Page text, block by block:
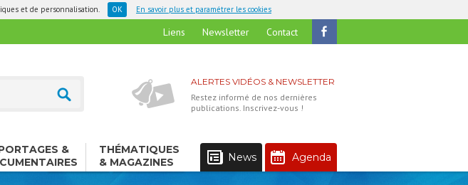
et de personnalisation. En savoir plus et paramétrer les cookies
Liens Newsletter Contact
ALERTES VIDÉOS & NEWSLETTER
Restez informé de nos dernières
publications. Inscrivez-vous !
&
THÉMATIQUES
& MAGAZINES
News Agenda